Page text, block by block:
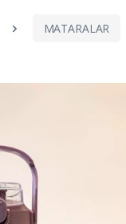
MATARALAR